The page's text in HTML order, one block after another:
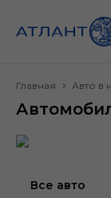
Главная Авто в
Все авто